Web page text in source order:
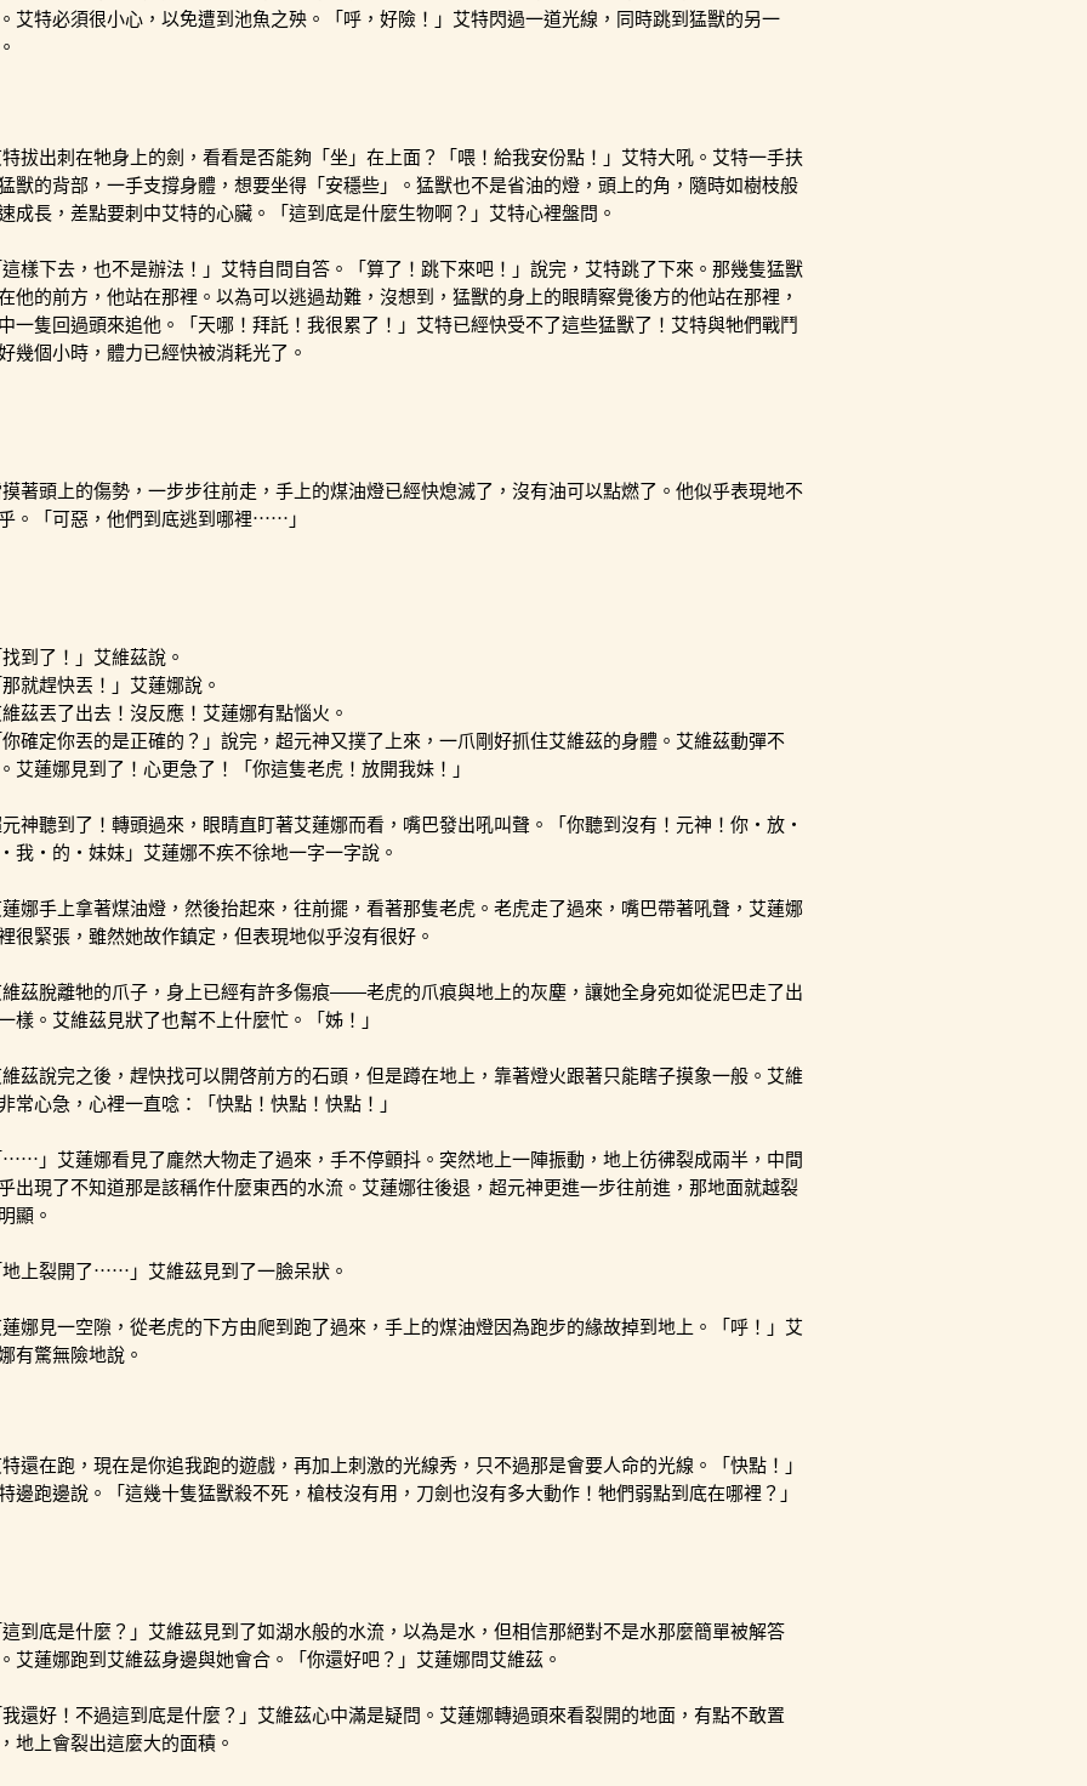
艾特必須很小心，以免遭到池魚之殃。「呼，好險！」艾特閃過一道光線，同時跳到猛獸的另一
特拔出刺在牠身上的劍，看看是否能夠「坐」在上面？「喂！給我安份點！」艾特大吼。艾特一手扶
獸的背部，一手支撐身體，想要坐得「安穩些」。猛獸也不是省油的燈，頭上的角，隨時如樹枝般
成長，差點要刺中艾特的心臟。「這到底是什麼生物啊？」艾特心裡盤問。
這樣下去，也不是辦法！」艾特自問自答。「算了！跳下來吧！」說完，艾特跳了下來。那幾隻猛獸
他的前方，他站在那裡。以為可以逃過劫難，沒想到，猛獸的身上的眼睛察覺後方的他站在那裡，
一隻回過頭來追他。「天哪！拜託！我很累了！」艾特已經快受不了這些猛獸了！艾特與牠們戰鬥
幾個小時，體力已經快被消耗光了。
摸著頭上的傷勢，一步步往前走，手上的煤油燈已經快熄滅了，沒有油可以點燃了。他似乎表現地不
。「可惡，他們到底逃到哪裡⋯⋯」
找到了！」艾維茲說。
那就趕快丟！」艾蓮娜說。
茲丟了出去！沒反應！艾蓮娜有點惱火。
你確定你丟的是正確的？」說完，超元神又撲了上來，一爪剛好抓住艾維茲的身體。艾維茲動彈不
艾蓮娜見到了！心更急了！「你這隻老虎！放開我妹！」
神聽到了！轉頭過來，眼睛直盯著艾蓮娜而看，嘴巴發出吼叫聲。「你聽到沒有！元神！你・放・
我・的・妹妹」艾蓮娜不疾不徐地一字一字說。
蓮娜手上拿著煤油燈，然後抬起來，往前擺，看著那隻老虎。老虎走了過來，嘴巴帶著吼聲，艾蓮娜
很緊張，雖然她故作鎮定，但表現地似乎沒有很好。
維茲脫離牠的爪子，身上已經有許多傷痕——老虎的爪痕與地上的灰塵，讓她全身宛如從泥巴走了出
樣。艾維茲見狀了也幫不上什麼忙。「姊！」
維茲說完之後，趕快找可以開啓前方的石頭，但是蹲在地上，靠著燈火跟著只能瞎子摸象一般。艾維
常心急，心裡一直唸：「快點！快點！快點！」
⋯⋯」艾蓮娜看見了龐然大物走了過來，手不停顫抖。突然地上一陣振動，地上彷彿裂成兩半，中間
出現了不知道那是該稱作什麼東西的水流。艾蓮娜往後退，超元神更進一步往前進，那地面就越裂
顯。
地上裂開了⋯⋯」艾維茲見到了一臉呆狀。
蓮娜見一空隙，從老虎的下方由爬到跑了過來，手上的煤油燈因為跑步的緣故掉到地上。「呼！」艾
有驚無險地說。
特還在跑，現在是你追我跑的遊戲，再加上刺激的光線秀，只不過那是會要人命的光線。「快點！」
邊跑邊說。「這幾十隻猛獸殺不死，槍枝沒有用，刀劍也沒有多大動作！牠們弱點到底在哪裡？」
這到底是什麼？」艾維茲見到了如湖水般的水流，以為是水，但相信那絕對不是水那麼簡單被解答
艾蓮娜跑到艾維茲身邊與她會合。「你還好吧？」艾蓮娜問艾維茲。
我還好！不過這到底是什麼？」艾維茲心中滿是疑問。艾蓮娜轉過頭來看裂開的地面，有點不敢置
地上會裂出這麼大的面積。